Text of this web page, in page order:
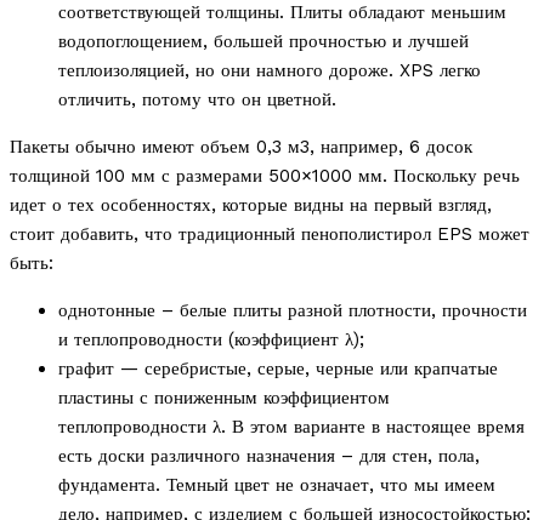
соответствующей толщины. Плиты обладают меньшим
водопоглощением, большей прочностью и лучшей
теплоизоляцией, но они намного дороже. XPS легко
отличить, потому что он цветной.
Пакеты обычно имеют объем 0,3 м3, например, 6 досок
толщиной 100 мм с размерами 500×1000 мм. Поскольку речь
идет о тех особенностях, которые видны на первый взгляд,
стоит добавить, что традиционный пенополистирол EPS может
быть:
однотонные – белые плиты разной плотности, прочности
и теплопроводности (коэффициент λ);
графит — серебристые, серые, черные или крапчатые
пластины с пониженным коэффициентом
теплопроводности λ. В этом варианте в настоящее время
есть доски различного назначения – для стен, пола,
фундамента. Темный цвет не означает, что мы имеем
дело, например, с изделием с большей износостойкостью;